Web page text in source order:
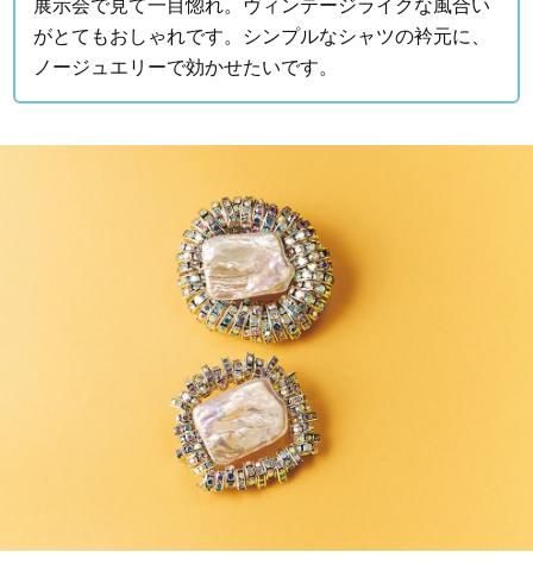
展示会で見て一目惚れ。ヴィンテージライクな風合い
がとてもおしゃれです。シンプルなシャツの衿元に、
ノージュエリーで効かせたいです。